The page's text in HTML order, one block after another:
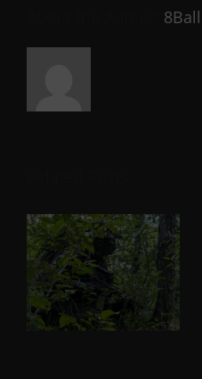
8Ball